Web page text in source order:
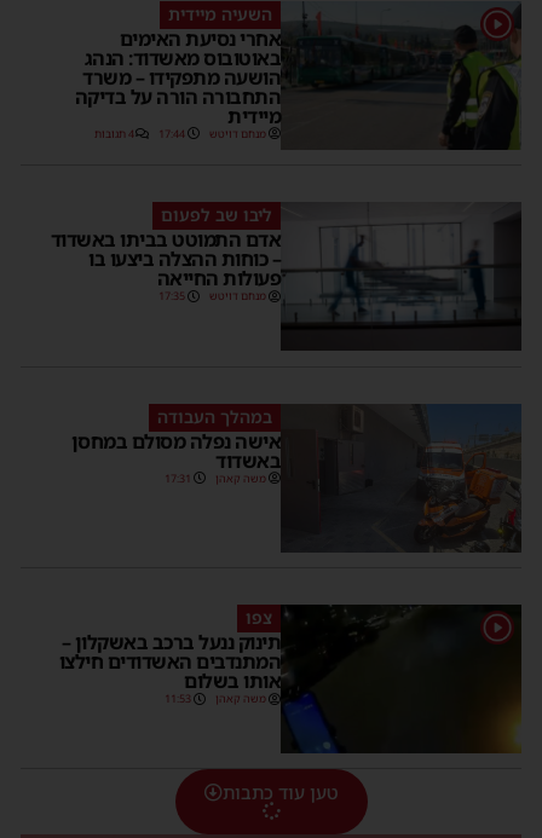
1 השעיה מיידית
אחרי נסיעת האימים
באוטובוס מאשדוד: הנהג
הושעה מתפקידו – משרד
התחבורה הורה על בדיקה
מיידית
מנחם דויטש 17:44 4 תגובות
ליבו שב לפעום
אדם התמוטט בביתו באשדוד
– כוחות ההצלה ביצעו בו
פעולות החייאה
מנחם דויטש 17:35
במהלך העבודה
אישה נפלה מסולם במחסן
באשדוד
משה קאהן 17:31
1 צפו
תינוק ננעל ברכב באשקלון –
המתנדבים האשדודים חילצו
אותו בשלום
משה קאהן 11:53
טען עוד כתבות